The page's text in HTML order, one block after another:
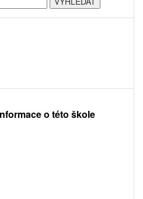
o této škole